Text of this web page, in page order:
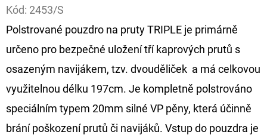
Kód: 2453/S
Polstrované pouzdro na pruty TRIPLE je primárně
určeno pro bezpečné uložení tří kaprových prutů s
osazeným navijákem, tzv. dvouděliček a má celkovou
využitelnou délku 197cm. Je kompletně polstrováno
speciálním typem 20mm silné VP pěny, která účinně
brání poškození prutů či navijáků. Vstup do pouzdra je
D
O
P
R
U
Č
U